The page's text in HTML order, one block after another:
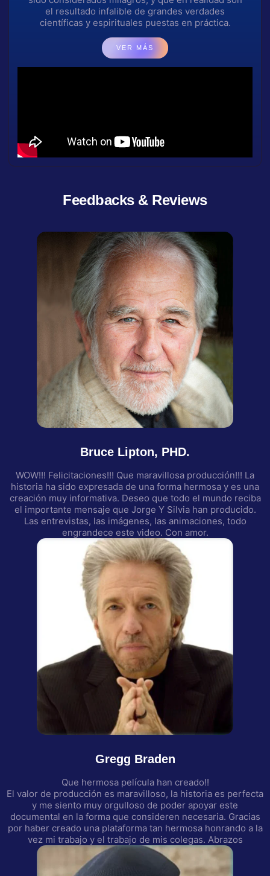
el resultado infalible de grandes verdades
científicas y espirituales puestas en práctica.
VER MÁS
Feedbacks & Reviews
Bruce Lipton, PHD.
WOW!!! Felicitaciones!!! Que maravillosa producción!!! La
historia ha sido expresada de una forma hermosa y es una
creación muy informativa. Deseo que todo el mundo reciba
el importante mensaje que Jorge Y Silvia han producido.
Las entrevistas, las imágenes, las animaciones, todo
engrandece este video. Con amor.
Gregg Braden
Que hermosa película han creado!!
El valor de producción es maravilloso, la historia es perfecta
y me siento muy orgulloso de poder apoyar este
documental en la forma que consideren necesaria. Gracias
por haber creado una plataforma tan hermosa honrando a la
vez mi trabajo y el trabajo de mis colegas. Abrazos